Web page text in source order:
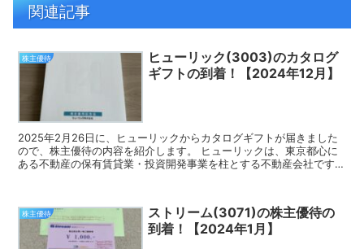
関連記事
株主優待
ヒューリック(3003)のカタログ
ギフトの到着！【2024年12月】
2025年2月26日に、ヒューリックからカタログギフトが届きました
ので、株主優待の内容を紹介します。 ヒューリックは、東京都心に
ある不動産の保有賃貸業・投資開発事業を柱とする不動産会社です。
株主優待
ストリーム(3071)の株主優待の
到着！【2024年1月】